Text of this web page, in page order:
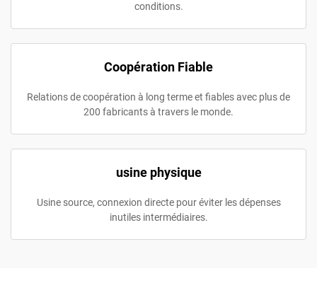
conditions.
Coopération Fiable
Relations de coopération à long terme et fiables avec plus de
200 fabricants à travers le monde.
usine physique
Usine source, connexion directe pour éviter les dépenses
inutiles intermédiaires.